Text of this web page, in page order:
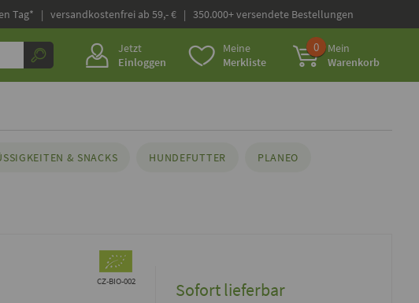
Tag* | versandkostenfrei ab 59,- € | 350.000+ versendete Bestellungen
Jetzt
Einloggen
Meine
Merkliste
0
Mein
Warenkorb
& SNACKS HUNDEFUTTER PLANEO
CZ-BIO-002 Sofort lieferbar